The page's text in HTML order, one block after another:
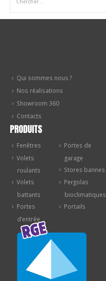
Qui sommes nous ?
Nos réalisations
Showroom 360
Contacts
PRODUITS
Fenêtres
Volets
roulants
Volets
battants
Portes
d’entrée
Portes de
garage
Stores bannes
Pergolas
bioclimatiques
Portails